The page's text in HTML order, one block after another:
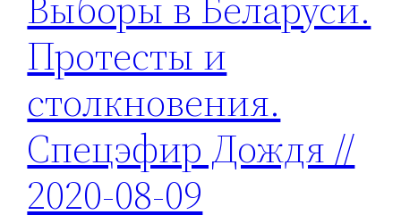
Протесты и
столкновения.
Спецэфир Дождя //
2020-08-09